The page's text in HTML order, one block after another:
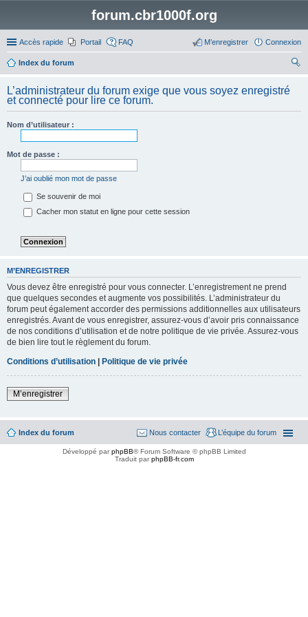
forum.cbr1000f.org
Accès rapide Portail FAQ Connexion
M’enregistrer
Index du forum
ch
L’administrateur du forum exige que vous soyez enregistré
et connecté pour lire ce forum.
Nom d’utilisateur :
Mot de passe :
J’ai oublié mon mot de passe
Se souvenir de moi
Cacher mon statut en ligne pour cette session
M’ENREGISTRER
Vous devez être enregistré pour vous connecter. L’enregistrement ne prend
que quelques secondes et augmente vos possibilités. L’administrateur du
forum peut également accorder des permissions additionnelles aux utilisateurs
enregistrés. Avant de vous enregistrer, assurez-vous d’avoir pris connaissance
de nos conditions d’utilisation et de notre politique de vie privée. Assurez-vous
de bien lire tout le règlement du forum.
Conditions d’utilisation | Politique de vie privée
M’enregistrer
Index du forum L’équipe du forum
Nous contacter
Développé parphpBB® Forum Software © phpBB Limited
Traduit parphpBB-fr.com